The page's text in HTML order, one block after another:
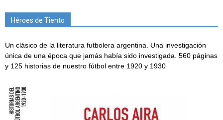
Héroes de Tiento
Un clásico de la literatura futbolera argentina. Una investigación
única de una época que jamás había sido investigada. 560 páginas
y 125 historias de nuestro fútbol entre 1920 y 1930